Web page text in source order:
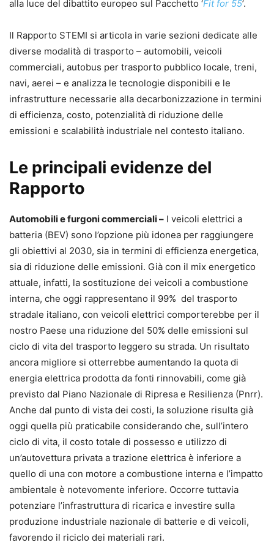
alla luce del dibattito europeo sul Pacchetto ‘Fit for 55’.
Il Rapporto STEMI si articola in varie sezioni dedicate alle
diverse modalità di trasporto – automobili, veicoli
commerciali, autobus per trasporto pubblico locale, treni,
navi, aerei – e analizza le tecnologie disponibili e le
infrastrutture necessarie alla decarbonizzazione in termini
di efficienza, costo, potenzialità di riduzione delle
emissioni e scalabilità industriale nel contesto italiano.
Le principali evidenze del
Rapporto
Automobili e furgoni commerciali – I veicoli elettrici a
batteria (BEV) sono l’opzione più idonea per raggiungere
gli obiettivi al 2030, sia in termini di efficienza energetica,
sia di riduzione delle emissioni. Già con il mix energetico
attuale, infatti, la sostituzione dei veicoli a combustione
interna, che oggi rappresentano il 99% del trasporto
stradale italiano, con veicoli elettrici comporterebbe per il
nostro Paese una riduzione del 50% delle emissioni sul
ciclo di vita del trasporto leggero su strada. Un risultato
ancora migliore si otterrebbe aumentando la quota di
energia elettrica prodotta da fonti rinnovabili, come già
previsto dal Piano Nazionale di Ripresa e Resilienza (Pnrr).
Anche dal punto di vista dei costi, la soluzione risulta già
oggi quella più praticabile considerando che, sull’intero
ciclo di vita, il costo totale di possesso e utilizzo di
un’autovettura privata a trazione elettrica è inferiore a
quello di una con motore a combustione interna e l’impatto
ambientale è notevomente inferiore. Occorre tuttavia
potenziare l’infrastruttura di ricarica e investire sulla
produzione industriale nazionale di batterie e di veicoli,
favorendo il riciclo dei materiali rari.